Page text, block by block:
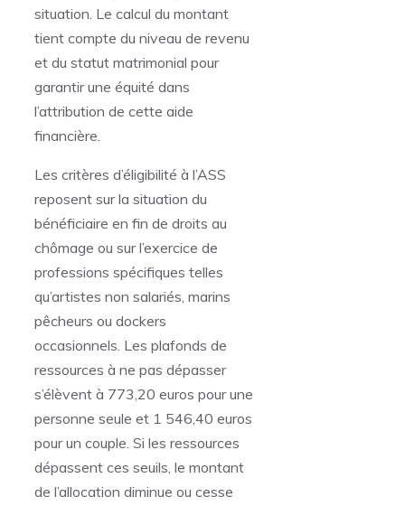
situation. Le calcul du montant
tient compte du niveau de revenu
et du statut matrimonial pour
garantir une équité dans
l’attribution de cette aide
financière.
Les critères d’éligibilité à l’ASS
reposent sur la situation du
bénéficiaire en fin de droits au
chômage ou sur l’exercice de
professions spécifiques telles
qu’artistes non salariés, marins
pêcheurs ou dockers
occasionnels. Les plafonds de
ressources à ne pas dépasser
s’élèvent à 773,20 euros pour une
personne seule et 1 546,40 euros
pour un couple. Si les ressources
dépassent ces seuils, le montant
de l’allocation diminue ou cesse